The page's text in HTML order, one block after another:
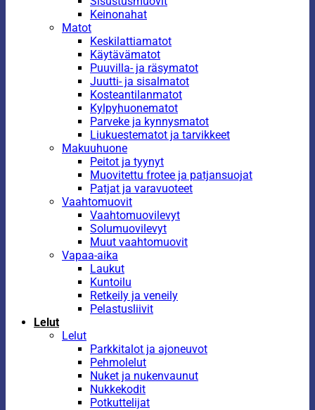
Keinonahat
Matot
Keskilattiamatot
Käytävämatot
Puuvilla- ja räsymatot
Juutti- ja sisalmatot
Kosteantilanmatot
Kylpyhuonematot
Parveke ja kynnysmatot
Liukuestematot ja tarvikkeet
Makuuhuone
Peitot ja tyynyt
Muovitettu frotee ja patjansuojat
Patjat ja varavuoteet
Vaahtomuovit
Vaahtomuovilevyt
Solumuovilevyt
Muut vaahtomuovit
Vapaa-aika
Laukut
Kuntoilu
Retkeily ja veneily
Pelastusliivit
Lelut
Lelut
Parkkitalot ja ajoneuvot
Pehmolelut
Nuket ja nukenvaunut
Nukkekodit
Potkuttelijat